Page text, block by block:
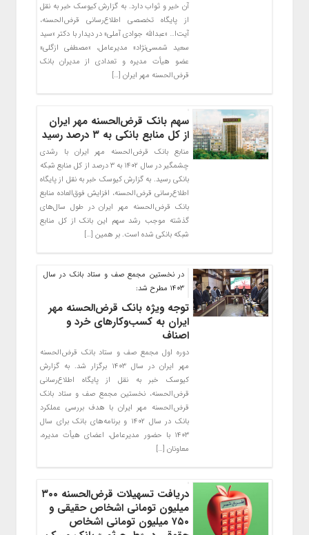
آن خیر و ثواب دارد. به گزارش کیوسک خبر به نقل
از پایگاه تخصصی اطلاع‌رسانی قرض‌الحسنه،
آیت‌ا… «عبدالله جوادی آملی» در دیدار با دکتر «سید
سعید شمسی‌نژاد» مدیرعامل، «مصطفی ازگلی»
عضو هیأت مدیره و تعدادی از مدیران بانک
قرض‌الحسنه مهر ایران […]
سهم بانک قرض‌الحسنه مهر ایران
از کل منابع بانکی به ۳ درصد رسید
منابع بانک قرض‌الحسنه مهر ایران با رشدی
چشمگیر در سال ۱۴۰۲ به ۳ درصد از کل منابع شبکه
بانکی رسید. به گزارش کیوسک خبر به نقل از پایگاه
اطلاع‌رسانی قرض‌الحسنه، افزایش فوق‌العاده منابع
بانک قرض‌الحسنه مهر ایران در طول سال‌های
گذشته موجب رشد سهم این بانک از کل منابع
شبکه بانکی شده است. بر همین […]
در نخستین مجمع صف و ستاد بانک در سال
۱۴۰۳ مطرح شد:
توجه ویژه بانک قرض‌الحسنه مهر
ایران به کسب‌وکارهای خرد و
اصناف
دوره اول مجمع صف و ستاد بانک قرض‌الحسنه
مهر ایران در سال ۱۴۰۳ برگزار شد. به گزارش
کیوسک خبر به نقل از پایگاه اطلاع‌رسانی
قرض‌الحسنه، نخستین مجمع صف و ستاد بانک
قرض‌الحسنه مهر ایران با هدف بررسی عملکرد
بانک در سال ۱۴۰۲ و برنامه‌های بانک برای سال
۱۴۰۳ با حضور مدیرعامل، اعضای هیأت مدیره،
معاونان […]
دریافت تسهیلات قرض‌الحسنه ۳۰۰
میلیون تومانی اشخاص حقیقی و
۷۵۰ میلیون تومانی اشخاص